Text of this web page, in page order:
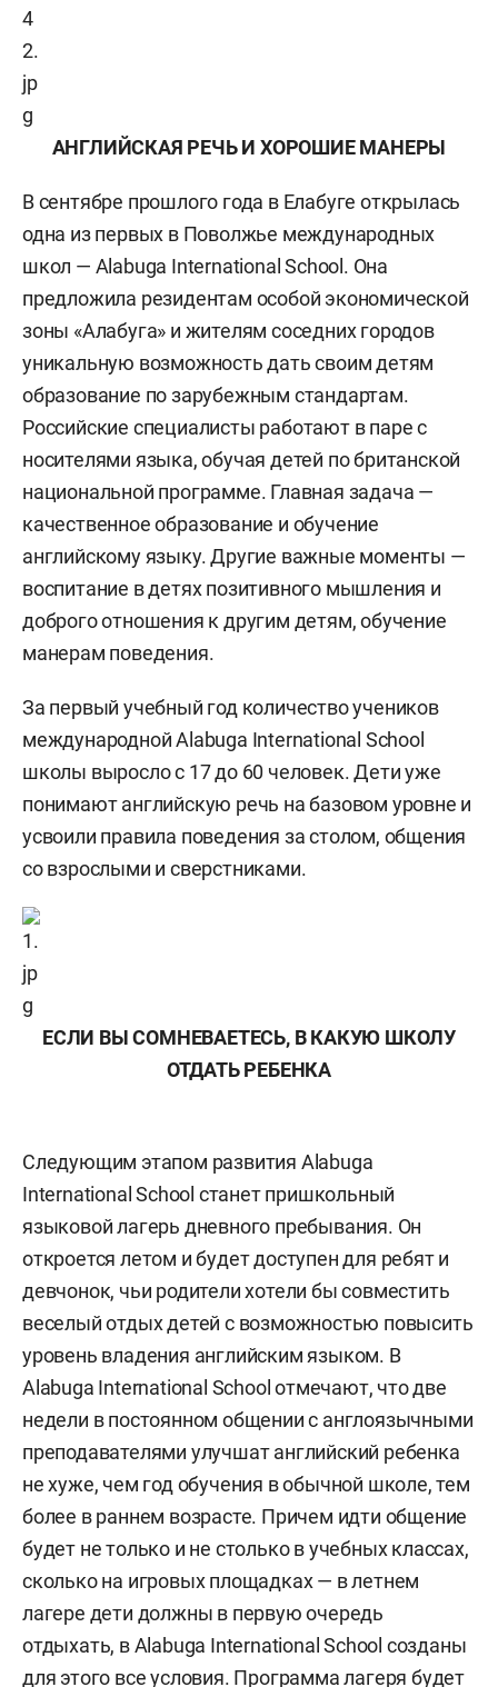
АНГЛИЙСКАЯ РЕЧЬ И ХОРОШИЕ МАНЕРЫ
В сентябре прошлого года в Елабуге открылась
одна из первых в Поволжье международных
школ — Alabuga International School. Она
предложила резидентам особой экономической
зоны «Алабуга» и жителям соседних городов
уникальную возможность дать своим детям
образование по зарубежным стандартам.
Российские специалисты работают в паре с
носителями языка, обучая детей по британской
национальной программе. Главная задача —
качественное образование и обучение
английскому языку. Другие важные моменты —
воспитание в детях позитивного мышления и
доброго отношения к другим детям, обучение
манерам поведения.
За первый учебный год количество учеников
международной Alabuga International School
школы выросло с 17 до 60 человек. Дети уже
понимают английскую речь на базовом уровне и
усвоили правила поведения за столом, общения
со взрослыми и сверстниками.
ЕСЛИ ВЫ СОМНЕВАЕТЕСЬ, В КАКУЮ ШКОЛУ
ОТДАТЬ РЕБЕНКА
Следующим этапом развития Alabuga
International School станет пришкольный
языковой лагерь дневного пребывания. Он
откроется летом и будет доступен для ребят и
девчонок, чьи родители хотели бы совместить
веселый отдых детей с возможностью повысить
уровень владения английским языком. В
Alabuga International School отмечают, что две
недели в постоянном общении с англоязычными
преподавателями улучшат английский ребенка
не хуже, чем год обучения в обычной школе, тем
более в раннем возрасте. Причем идти общение
будет не только и не столько в учебных классах,
сколько на игровых площадках — в летнем
лагере дети должны в первую очередь
отдыхать, в Alabuga International School созданы
для этого все условия. Программа лагеря будет